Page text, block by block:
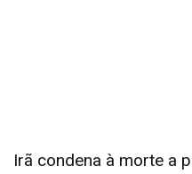
Irã condena à morte a